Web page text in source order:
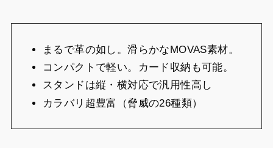
まるで革の如し。滑らかなMOVAS素材。
コンパクトで軽い。カード収納も可能。
スタンドは縦・横対応で汎用性高し
カラバリ超豊富（脅威の26種類）